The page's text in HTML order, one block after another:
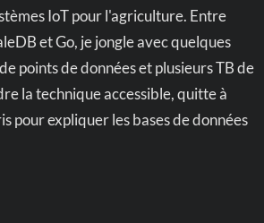
IoT pour l'agriculture. Entre
et Go, je jongle avec quelques
points de données et plusieurs TB de
la technique accessible, quitte à
pour expliquer les bases de données